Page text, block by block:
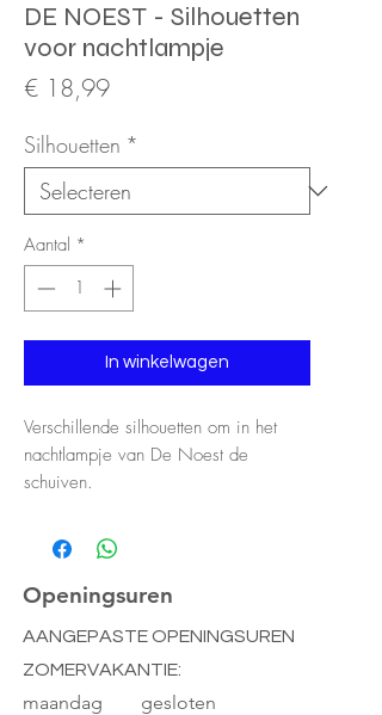
DE NOEST - Silhouetten
voor nachtlampje
€ 18,99Prijs
Silhouetten *
Aantal *
In winkelwagen
Verschillende silhouetten om in het
nachtlampje van De Noest de
schuiven.
Nachtlampje zelf bekijken?
Openingsuren
AANGEPASTE OPENINGSUREN
ZOMERVAKANTIE:
maandag gesloten